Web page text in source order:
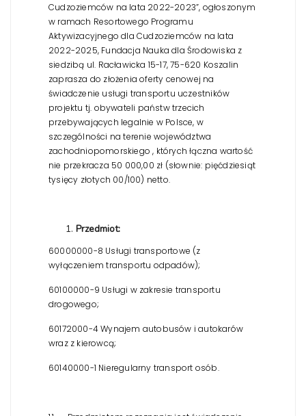
Cudzoziemców na lata 2022-2023”, ogłoszonym
w ramach Resortowego Programu
Aktywizacyjnego dla Cudzoziemców na lata
2022-2025, Fundacja Nauka dla Środowiska z
siedzibą ul. Racławicka 15-17, 75-620 Koszalin
zaprasza do złożenia oferty cenowej na
świadczenie usługi transportu uczestników
projektu tj. obywateli państw trzecich
przebywających legalnie w Polsce, w
szczególności na terenie województwa
zachodniopomorskiego , których łączna wartość
nie przekracza 50 000,00 zł (słownie: pięćdziesiąt
tysięcy złotych 00/100) netto.
Przedmiot:
60000000-8 Usługi transportowe (z
wyłączeniem transportu odpadów);
60100000-9 Usługi w zakresie transportu
drogowego;
60172000-4 Wynajem autobusów i autokarów
wraz z kierowcą;
60140000-1 Nieregularny transport osób.